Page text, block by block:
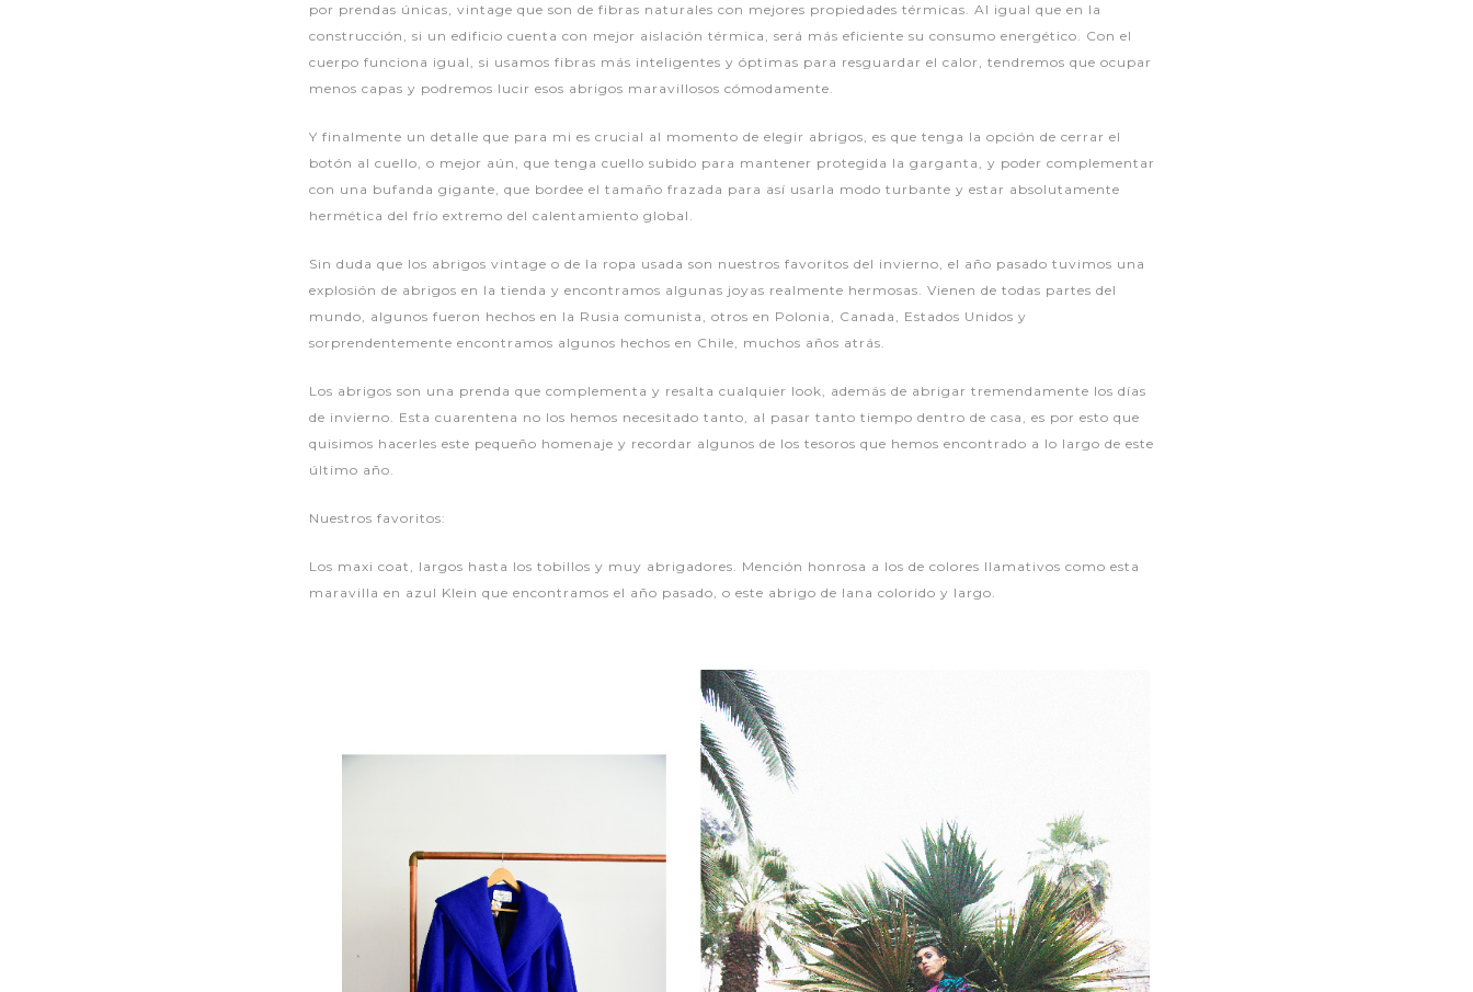
por prendas únicas, vintage que son de fibras naturales con mejores propiedades térmicas. Al igual que en la
construcción, si un edificio cuenta con mejor aislación térmica, será más eficiente su consumo energético. Con el
cuerpo funciona igual, si usamos fibras más inteligentes y óptimas para resguardar el calor, tendremos que ocupar
menos capas y podremos lucir esos abrigos maravillosos cómodamente.
Y finalmente un detalle que para mi es crucial al momento de elegir abrigos, es que tenga la opción de cerrar el
botón al cuello, o mejor aún, que tenga cuello subido para mantener protegida la garganta, y poder complementar
con una bufanda gigante, que bordee el tamaño frazada para así usarla modo turbante y estar absolutamente
hermética del frío extremo del calentamiento global.
Sin duda que los abrigos vintage o de la ropa usada son nuestros favoritos del invierno, el año pasado tuvimos una
explosión de abrigos en la tienda y encontramos algunas joyas realmente hermosas. Vienen de todas partes del
mundo, algunos fueron hechos en la Rusia comunista, otros en Polonia, Canada, Estados Unidos y
sorprendentemente encontramos algunos hechos en Chile, muchos años atrás.
Los abrigos son una prenda que complementa y resalta cualquier look, además de abrigar tremendamente los días
de invierno. Esta cuarentena no los hemos necesitado tanto, al pasar tanto tiempo dentro de casa, es por esto que
quisimos hacerles este pequeño homenaje y recordar algunos de los tesoros que hemos encontrado a lo largo de este
último año.
Nuestros favoritos:
Los maxi coat, largos hasta los tobillos y muy abrigadores. Mención honrosa a los de colores llamativos como esta
maravilla en azul Klein que encontramos el año pasado, o este abrigo de lana colorido y largo.